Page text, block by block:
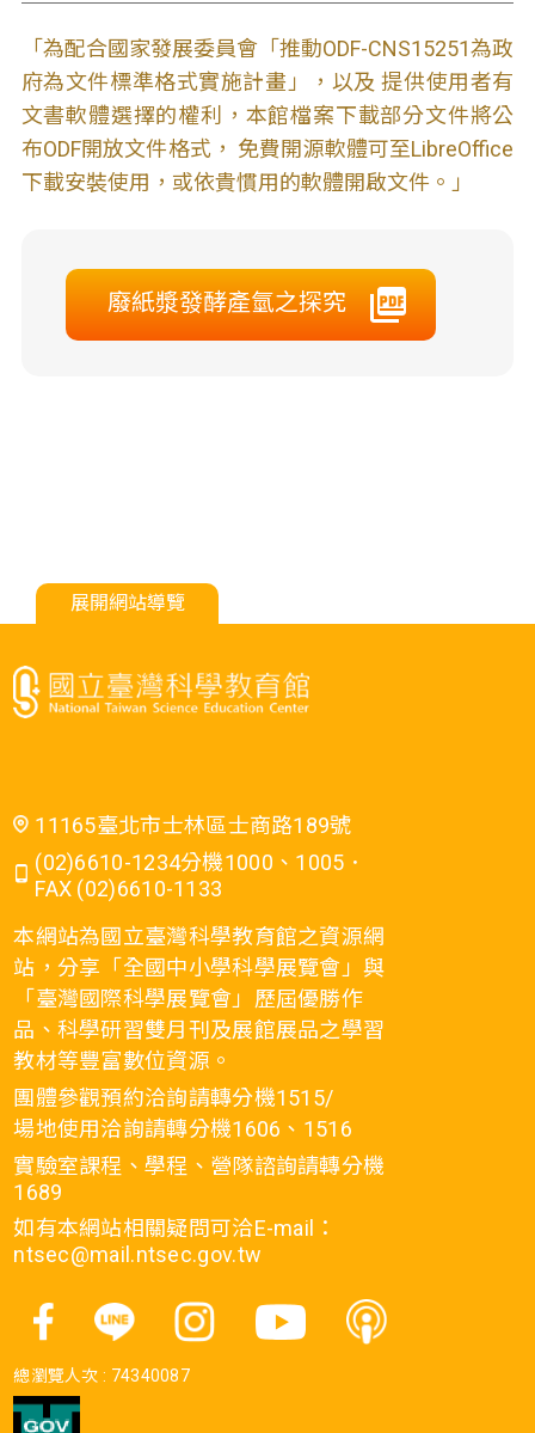
「為配合國家發展委員會「推動ODF-CNS15251為政
府為文件標準格式實施計畫」，以及 提供使用者有
文書軟體選擇的權利，本館檔案下載部分文件將公
布ODF開放文件格式， 免費開源軟體可至LibreOffice
下載安裝使用，或依貴慣用的軟體開啟文件。」
廢紙漿發酵產氫之探究
展開網站導覽
11165臺北市士林區士商路189號
(02)6610-1234分機1000、1005．
FAX (02)6610-1133
本網站為國立臺灣科學教育館之資源網
站，分享「全國中小學科學展覽會」與
「臺灣國際科學展覽會」歷屆優勝作
品、科學研習雙月刊及展館展品之學習
教材等豐富數位資源。
團體參觀預約洽詢請轉分機1515/
場地使用洽詢請轉分機1606、1516
實驗室課程、學程、營隊諮詢請轉分機
1689
如有本網站相關疑問可洽E-mail：
ntsec@mail.ntsec.gov.tw
總瀏覽人次 : 74340087